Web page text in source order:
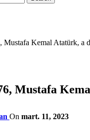
Mustafa Kemal Atatürk, a
Mustafa
On mart. 11, 2023